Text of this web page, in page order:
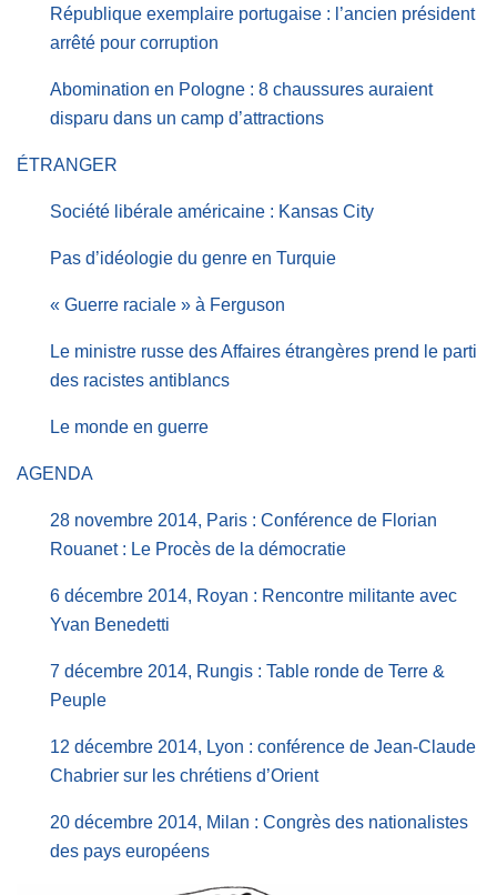
République exemplaire portugaise : l’ancien président
arrêté pour corruption
Abomination en Pologne : 8 chaussures auraient
disparu dans un camp d’attractions
ÉTRANGER
Société libérale américaine : Kansas City
Pas d’idéologie du genre en Turquie
« Guerre raciale » à Ferguson
Le ministre russe des Affaires étrangères prend le parti
des racistes antiblancs
Le monde en guerre
AGENDA
28 novembre 2014, Paris : Conférence de Florian
Rouanet : Le Procès de la démocratie
6 décembre 2014, Royan : Rencontre militante avec
Yvan Benedetti
7 décembre 2014, Rungis : Table ronde de Terre &
Peuple
12 décembre 2014, Lyon : conférence de Jean-Claude
Chabrier sur les chrétiens d’Orient
20 décembre 2014, Milan : Congrès des nationalistes
des pays européens